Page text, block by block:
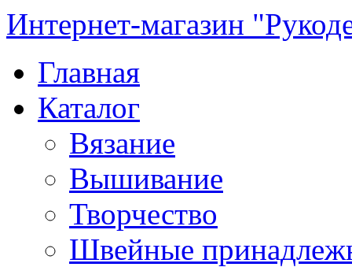
Интернет-магазин
Главная
Каталог
Вязание
Вышивание
Творчество
Швейные